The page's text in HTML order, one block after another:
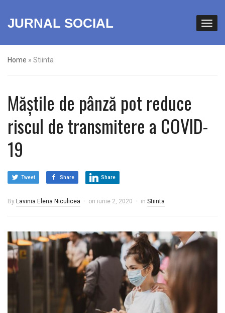
JURNAL SOCIAL
Home » Stiinta
Măștile de pânză pot reduce
riscul de transmitere a COVID-
19
Tweet Share Share
By Lavinia Elena Niculicea on iunie 2, 2020 in Stiinta